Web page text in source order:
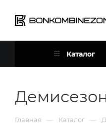
Каталог
Главная — Каталог —